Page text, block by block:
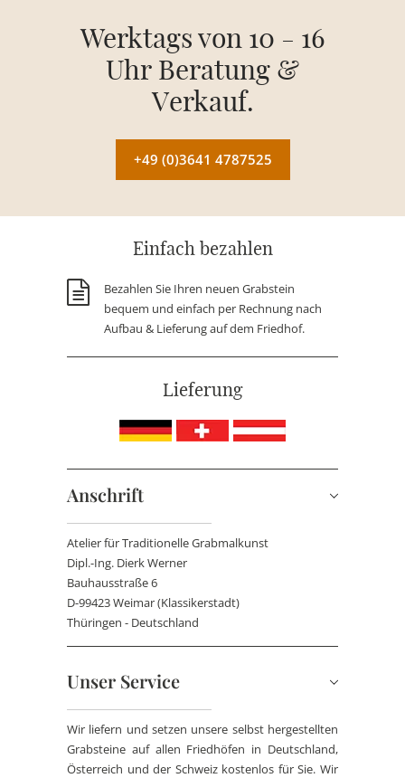
Werktags von 10 - 16
Uhr Beratung &
Verkauf.
+49 (0)3641 4787525
Einfach bezahlen
Bezahlen Sie Ihren neuen Grabstein
bequem und einfach per Rechnung nach
Aufbau & Lieferung auf dem Friedhof.
Lieferung
Anschrift
Atelier für Traditionelle Grabmalkunst
Dipl.-Ing. Dierk Werner
Bauhausstraße 6
D-99423 Weimar (Klassikerstadt)
Thüringen - Deutschland
Unser Service
Wir liefern und setzen unsere selbst hergestellten
Grabsteine auf allen Friedhöfen in Deutschland,
Österreich und der Schweiz kostenlos für Sie. Wir